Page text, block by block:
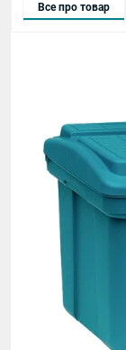
Все про товар